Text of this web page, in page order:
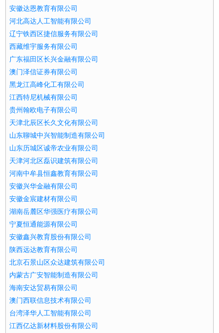
安徽达恩教育有限公司
河北高达人工智能有限公司
辽宁铁西区捷信服务有限公司
西藏维宇服务有限公司
广东福田区长兴金融有限公司
澳门泽信证券有限公司
黑龙江高峰化工有限公司
江西特尼机械有限公司
贵州翰欧电子有限公司
天津北辰区长久文化有限公司
山东聊城中兴智能制造有限公司
山东历城区诚帝农业有限公司
天津河北区磊识建筑有限公司
河南中牟县恒鑫教育有限公司
安徽兴华金融有限公司
安徽金宸建材有限公司
湖南岳麓区华强医疗有限公司
宁夏恒通能源有限公司
安徽鑫兴教育股份有限公司
陕西远达教育有限公司
北京石景山区众达建筑有限公司
内蒙古广安智能制造有限公司
海南安达贸易有限公司
澳门西联信息技术有限公司
台湾泽华人工智能有限公司
江西亿达新材料股份有限公司